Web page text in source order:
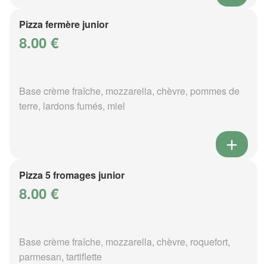
Pizza fermère junior
8.00 €
Base crème fraîche, mozzarella, chèvre, pommes de
terre, lardons fumés, miel
Pizza 5 fromages junior
8.00 €
Base crème fraîche, mozzarella, chèvre, roquefort,
parmesan, tartiflette